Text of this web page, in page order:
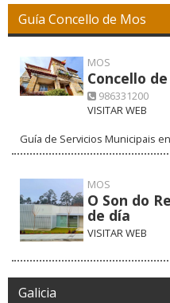
Guía Concello de Mos
MOS
Concello
986331200
VISITAR WEB
Guía de Servicios Municipais
MOS
O Son do
de día
VISITAR WEB
Galicia